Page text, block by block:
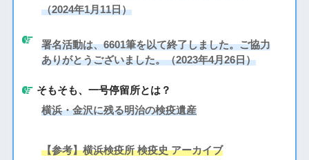
（2024年1月11日）
署名活動は、6601筆を以て終了しました。ご協力
ありがとうございました。（2023年4月26日）
そもそも、一号停留所とは？
横浜・金沢に残る明治の検疫遺産
【参考】横浜検疫所 検疫史 アーカイブ